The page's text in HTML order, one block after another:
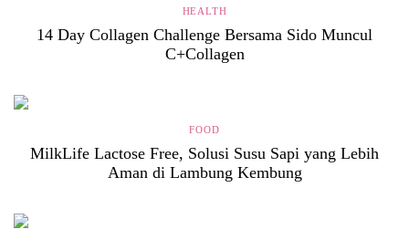
HEALTH
14 Day Collagen Challenge Bersama Sido Muncul
C+Collagen
FOOD
MilkLife Lactose Free, Solusi Susu Sapi yang Lebih
Aman di Lambung Kembung